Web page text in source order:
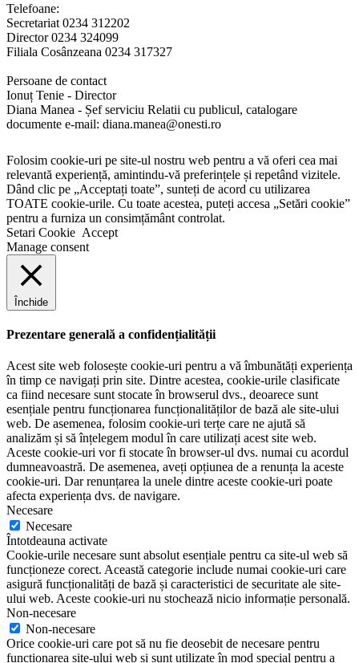
Telefoane:
Secretariat 0234 312202
Director 0234 324099
Filiala Cosânzeana 0234 317327
Persoane de contact
Ionuț Tenie - Director
Diana Manea - Șef serviciu Relatii cu publicul, catalogare
documente e-mail: diana.manea@onesti.ro
Folosim cookie-uri pe site-ul nostru web pentru a vă oferi cea mai
relevantă experiență, amintindu-vă preferințele și repetând vizitele.
Dând clic pe „Acceptați toate”, sunteți de acord cu utilizarea
TOATE cookie-urile. Cu toate acestea, puteți accesa „Setări cookie”
pentru a furniza un consimțământ controlat.
Setari Cookie Accept
Manage consent
Închide
Prezentare generală a confidențialității
Acest site web folosește cookie-uri pentru a vă îmbunătăți experiența
în timp ce navigați prin site. Dintre acestea, cookie-urile clasificate
ca fiind necesare sunt stocate în browserul dvs., deoarece sunt
esențiale pentru funcționarea funcționalităților de bază ale site-ului
web. De asemenea, folosim cookie-uri terțe care ne ajută să
analizăm și să înțelegem modul în care utilizați acest site web.
Aceste cookie-uri vor fi stocate în browser-ul dvs. numai cu acordul
dumneavoastră. De asemenea, aveți opțiunea de a renunța la aceste
cookie-uri. Dar renunțarea la unele dintre aceste cookie-uri poate
afecta experiența dvs. de navigare.
Necesare
Necesare
Întotdeauna activate
Cookie-urile necesare sunt absolut esențiale pentru ca site-ul web să
funcționeze corect. Această categorie include numai cookie-uri care
asigură funcționalități de bază și caracteristici de securitate ale site-
ului web. Aceste cookie-uri nu stochează nicio informație personală.
Non-necesare
Non-necesare
Orice cookie-uri care pot să nu fie deosebit de necesare pentru
funcționarea site-ului web și sunt utilizate în mod special pentru a